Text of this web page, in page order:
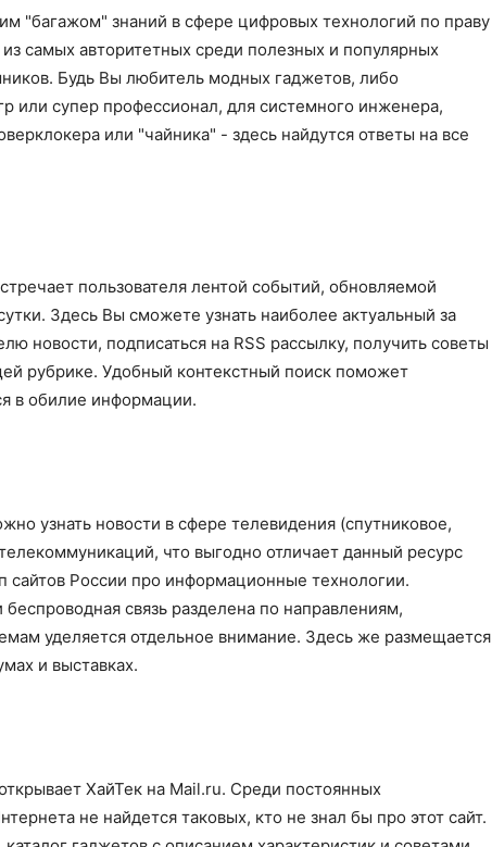
"багажом" знаний в сфере цифровых технологий по праву
самых авторитетных среди полезных и популярных
Будь Вы любитель модных гаджетов, либо
или супер профессионал, для системного инженера,
или "чайника" - здесь найдутся ответы на все
пользователя лентой событий, обновляемой
Здесь Вы сможете узнать наиболее актуальный за
новости, подписаться на RSS рассылку, получить советы
рубрике. Удобный контекстный поиск поможет
в обилие информации.
узнать новости в сфере телевидения (спутниковое,
что выгодно отличает данный ресурс
сайтов России про информационные технологии.
связь разделена по направлениям,
уделяется отдельное внимание. Здесь же размещается
и выставках.
ХайТек на Mail.ru. Среди постоянных
не найдется таковых, кто не знал бы про этот сайт.